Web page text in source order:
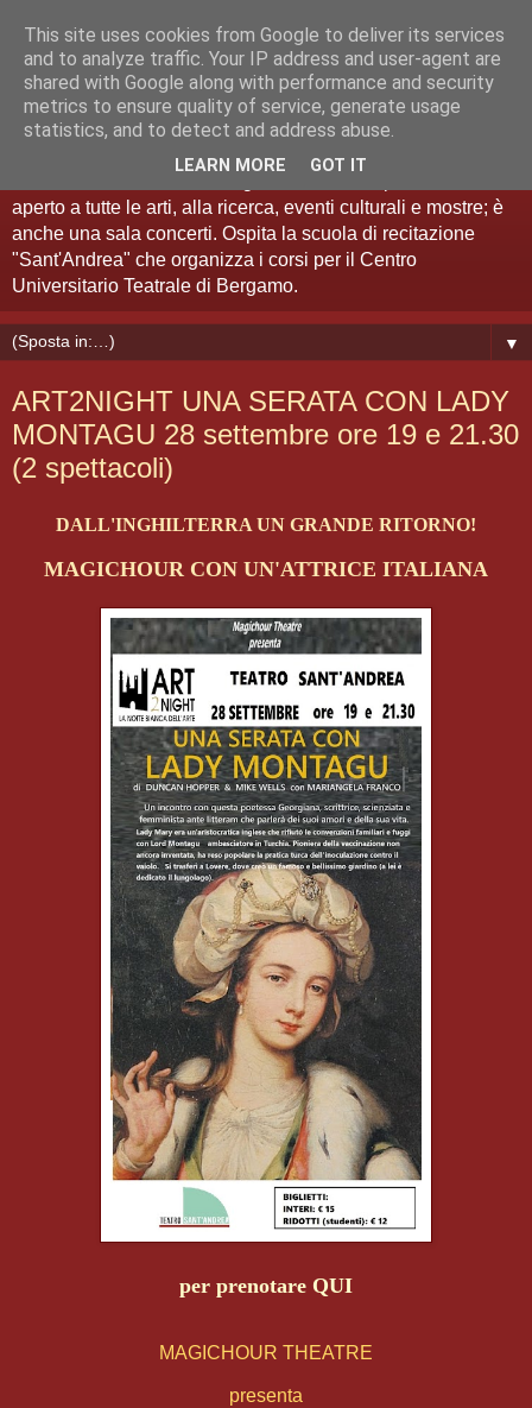
Teatro Sant'Andrea Bergamo
Spazio Artistico
aperto a tutte le arti, alla ricerca, eventi culturali e mostre; è
anche una sala concerti. Ospita la scuola di recitazione
"Sant'Andrea" che organizza i corsi per il Centro
Universitario Teatrale di Bergamo.
▼
ART2NIGHT UNA SERATA CON LADY
MONTAGU 28 settembre ore 19 e 21.30
(2 spettacoli)
DALL'INGHILTERRA UN GRANDE RITORNO!
MAGICHOUR CON UN'ATTRICE ITALIANA
per prenotare QUI
MAGICHOUR THEATRE
presenta
This site uses cookies from Google to deliver its services
and to analyze traffic. Your IP address and user-agent are
shared with Google along with performance and security
metrics to ensure quality of service, generate usage
statistics, and to detect and address abuse.
LEARN MORE GOT IT